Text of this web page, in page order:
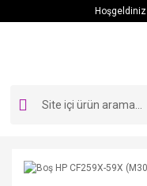
Hoşgeldiniz